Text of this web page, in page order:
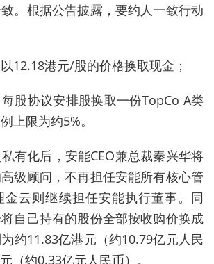
。根据公告披露，要约人一致行动
12.18港元/股的价格换取现金；
股协议安排股换取一份TopCo A类
上限为约5%。
有化后，安能CEO兼总裁秦兴华将
级顾问，不再担任安能所有核心管
金云则继续担任安能执行董事。同
自己持有的股份全部按收购价换成
约11.83亿港元（约10.79亿元人民
（约0.33亿元人民币）。